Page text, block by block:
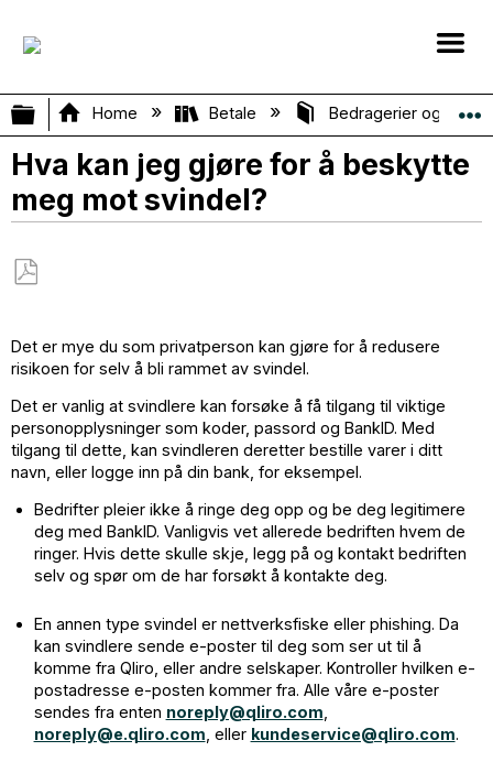
Expand/collapse global hierarchy
Home Betale Bedragerier og
Hva kan jeg gjøre for å beskytte
meg mot svindel?
PDF
Det er mye du som privatperson kan gjøre for å redusere
risikoen for selv å bli rammet av svindel.
Det er vanlig at svindlere kan forsøke å få tilgang til viktige
personopplysninger som koder, passord og BankID. Med
tilgang til dette, kan svindleren deretter bestille varer i ditt
navn, eller logge inn på din bank, for eksempel.
Bedrifter pleier ikke å ringe deg opp og be deg legitimere
deg med BankID. Vanligvis vet allerede bedriften hvem de
ringer. Hvis dette skulle skje, legg på og kontakt bedriften
selv og spør om de har forsøkt å kontakte deg.
En annen type svindel er nettverksfiske eller phishing. Da
kan svindlere sende e-poster til deg som ser ut til å
komme fra Qliro, eller andre selskaper. Kontroller hvilken e-
postadresse e-posten kommer fra. Alle våre e-poster
sendes fra enten noreply@qliro.com
noreply@e.qliro.com , eller kundeservice@qliro.com.